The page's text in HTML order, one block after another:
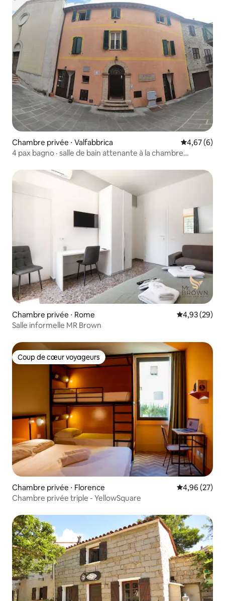
Chambre privée ⋅ Valfabbrica Évaluation
4,67 (6)
4 pax bagno · salle de bain attenante à la chambre
Chambre privée ⋅ Rome Évaluation
4,93 (29)
Salle informelle MR Brown
Coup de cœur voyageurs
Coup de cœur voyageurs
Chambre privée ⋅ Florence Évaluation
4,96 (27)
Chambre privée triple - YellowSquare